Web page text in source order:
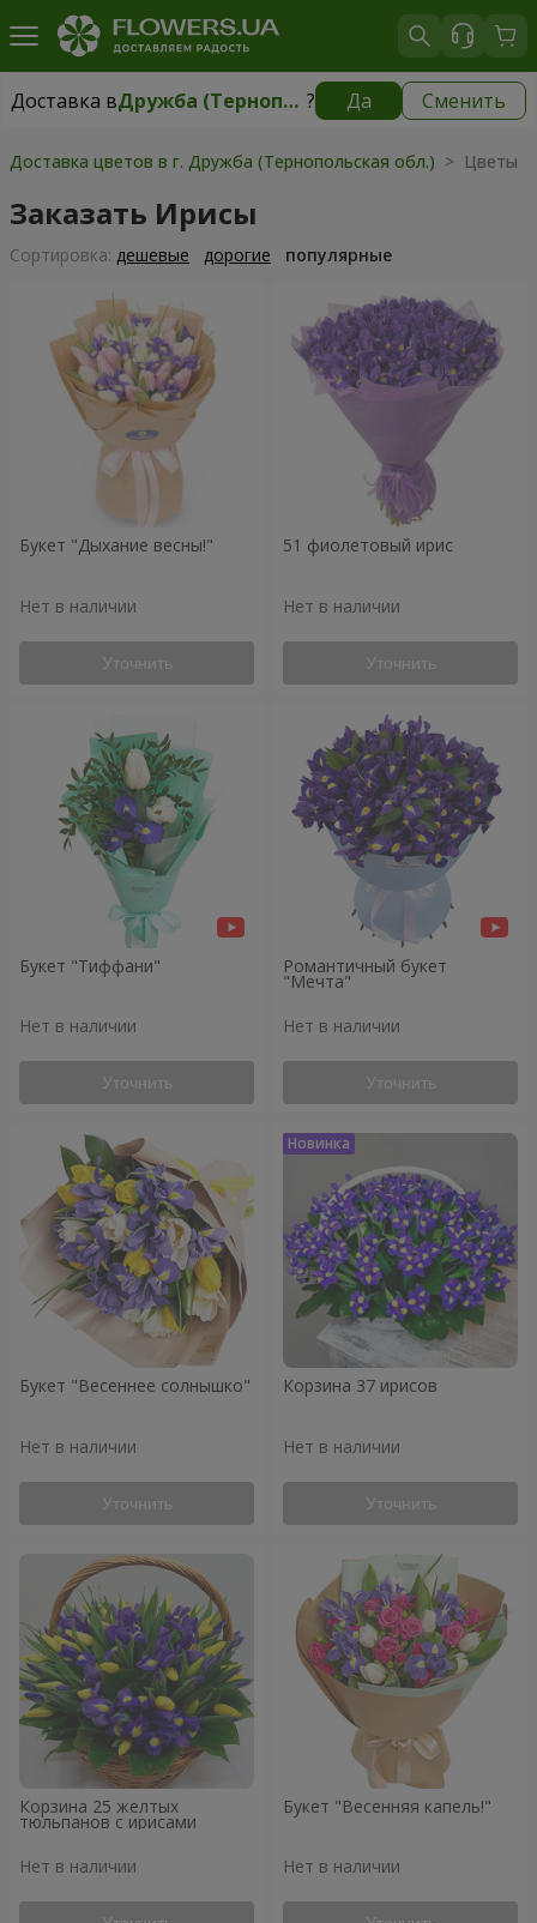
Доставка в Дружба (Тернопольская обл.) ? Да Сменить
Доставка вДружба (Тернопольская обл.) бесплатно
Доставка цветов в г. Дружба (Тернопольская обл.) > Цветы
Заказать Ирисы
Cортировка: дешевые дорогие популярные
Букет "Дыхание весны!"
Нет в наличии
Уточнить
51 фиолетовый ирис
Нет в наличии
Уточнить
Букет "Тиффани"
Нет в наличии
Уточнить
Романтичный букет
"Мечта"
Нет в наличии
Уточнить
Букет "Весеннее солнышко"
Нет в наличии
Уточнить
Корзина 37 ирисов
Нет в наличии
Уточнить
Корзина 25 желтых
тюльпанов с ирисами
Нет в наличии
Букет "Весенняя капель!"
Нет в наличии